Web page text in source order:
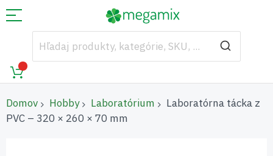
Domov Hobby Laboratórium
Laboratórna tácka z
PVC – 320 × 260 × 70 mm